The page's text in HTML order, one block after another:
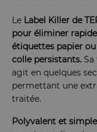
Le Label Killer de
pour éliminer
étiquettes papier
colle persistants.
agit en quelques
permettant une
traitée.
Polyvalent et